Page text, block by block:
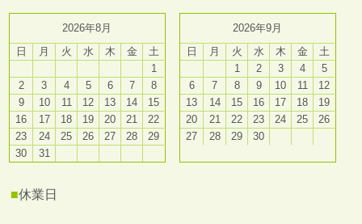
2026年8月
日
月 火 水 木 金
土
1
2
3 4 5 6 7
8
9
10 11 12 13 14
15
16
17 18 19 20 21
22
23
24 25 26 27 28
29
30
31
2026年9月
日
月 火 水 木 金
土
1
2 3 4
5
6
7 8 9 10 11
12
13
14 15 16 17 18
19
20
21 22 23 24 25
26
27
28 29 30
■休業日